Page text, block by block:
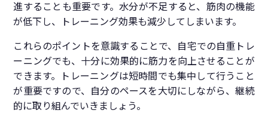
進することも重要です。水分が不足すると、筋肉の機能
が低下し、トレーニング効果も減少してしまいます。
これらのポイントを意識することで、自宅での自重トレ
ーニングでも、十分に効果的に筋力を向上させることが
できます。トレーニングは短時間でも集中して行うこと
が重要ですので、自分のペースを大切にしながら、継続
的に取り組んでいきましょう。